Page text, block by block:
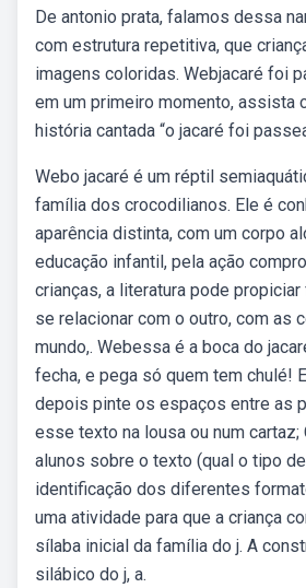
De antonio prata, falamos dessa
com estrutura repetitiva, que
imagens coloridas. Webjacaré foi
em um primeiro momento, assista
história cantada “o jacaré foi
Webo jacaré é um réptil
família dos crocodilianos. Ele é
aparência distinta, com um corpo
educação infantil, pela ação
crianças, a literatura pode
se relacionar com o outro, com as
mundo,. Webessa é a boca do
fecha, e pega só quem tem chulé!
depois pinte os espaços entre as
esse texto na lousa ou num cartaz;
alunos sobre o texto (qual o tipo
identificação dos diferentes
uma atividade para que a criança
sílaba inicial da família do j. A
silábico do j, a.